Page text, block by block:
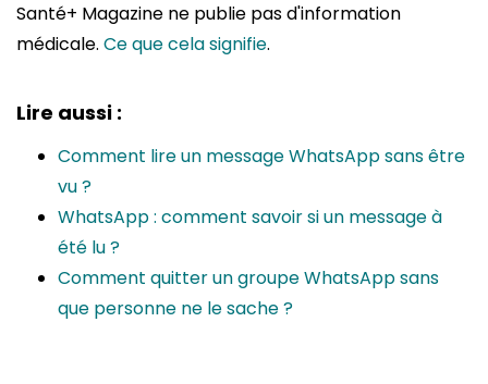
Santé+ Magazine ne publie pas d'information
médicale. Ce que cela signifie.
Lire aussi :
Comment lire un message WhatsApp sans être
vu ?
WhatsApp : comment savoir si un message à
été lu ?
Comment quitter un groupe WhatsApp sans
que personne ne le sache ?